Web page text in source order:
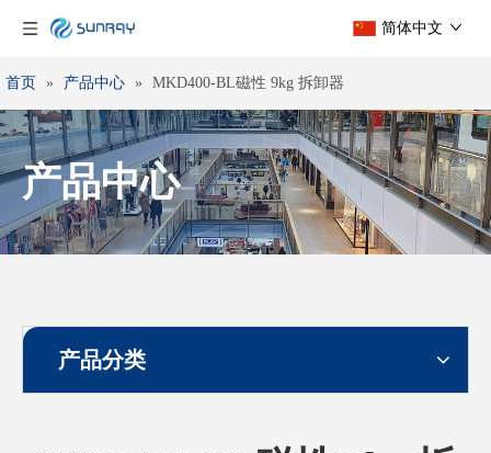
简体中文
首页 » 产品中心 » MKD400-BL磁性 9kg 拆卸器
产品中心
产品分类